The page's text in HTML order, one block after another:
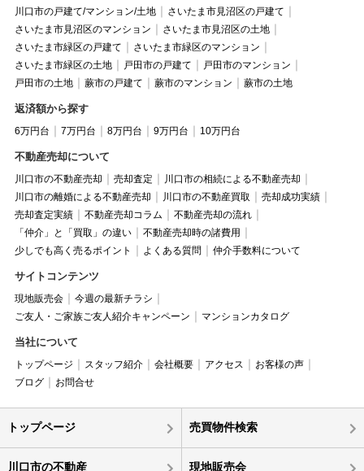
川口市の戸建て/マンション/土地
さいたま市見沼区の戸建て
さいたま市見沼区のマンション
さいたま市見沼区の土地
さいたま市緑区の戸建て
さいたま市緑区のマンション
さいたま市緑区の土地
戸田市の戸建て
戸田市のマンション
戸田市の土地
蕨市の戸建て 蕨市のマンション 蕨市の土地
返済額から探す
6万円台 7万円台 8万円台 9万円台 10万円台
不動産売却について
川口市の不動産売却 売却査定
川口市の相続による不動産売却
川口市の離婚による不動産売却
川口市の不動産買取
売却成功実績
売却査定実績
不動産売却コラム
不動産売却の流れ
「仲介」と「買取」の違い
不動産売却時の諸費用
少しでも高く売るポイント
よくある質問 仲介手数料について
サイトコンテンツ
現地販売会
今週の最新チラシ
ご友人・ご家族ご友人紹介キャンペーン
マンションカタログ
当社について
トップページ スタッフ紹介 会社概要 アクセス
お客様の声
ブログ
お問合せ
トップページ 売買物件検索
川口市の不動産 現地販売会